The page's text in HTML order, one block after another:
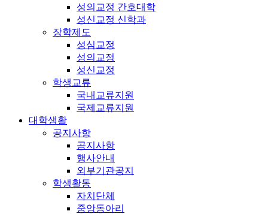
성의교정 간호대학
성신교정 신학과
장학제도
성심교정
성의교정
성신교정
학생교류
국내교류지원
국제교류지원
대학생활
공지사항
공지사항
행사안내
외부기관공지
학생활동
자치단체
중앙동아리